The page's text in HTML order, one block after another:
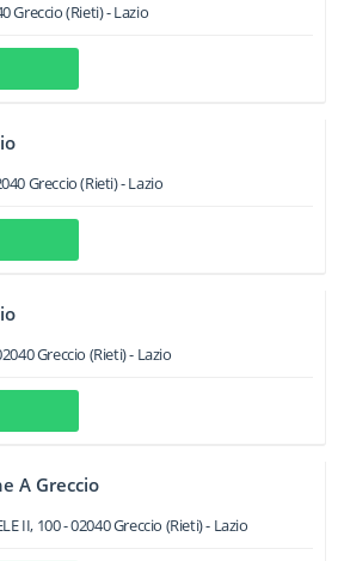
Greccio(Rieti) -Lazio
Greccio(Rieti) -Lazio
Greccio (Rieti) - Lazio
A Greccio
II, 100-02040Greccio (Rieti) - Lazio